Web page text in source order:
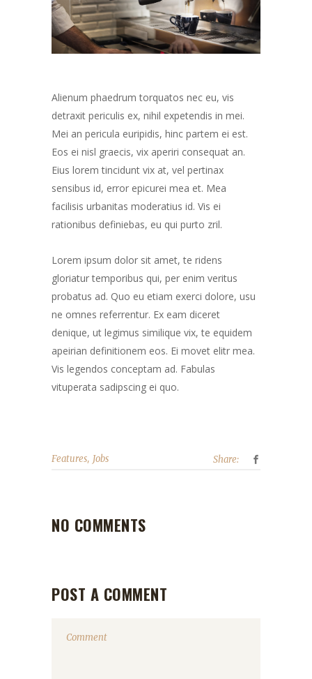
Alienum phaedrum torquatos nec eu, vis
detraxit periculis ex, nihil expetendis in mei.
Mei an pericula euripidis, hinc partem ei est.
Eos ei nisl graecis, vix aperiri consequat an.
Eius lorem tincidunt vix at, vel pertinax
sensibus id, error epicurei mea et. Mea
facilisis urbanitas moderatius id. Vis ei
rationibus definiebas, eu qui purto zril.
Lorem ipsum dolor sit amet, te ridens
gloriatur temporibus qui, per enim veritus
probatus ad. Quo eu etiam exerci dolore, usu
ne omnes referrentur. Ex eam diceret
denique, ut legimus similique vix, te equidem
apeirian definitionem eos. Ei movet elitr mea.
Vis legendos conceptam ad. Fabulas
vituperata sadipscing ei quo.
Features, Jobs Share:
NO COMMENTS
POST A COMMENT